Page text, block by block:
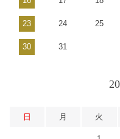
23 24 25
30 31
日 月 火